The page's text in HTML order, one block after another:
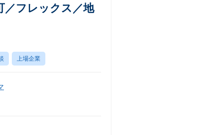
フレックス／地
上場企業